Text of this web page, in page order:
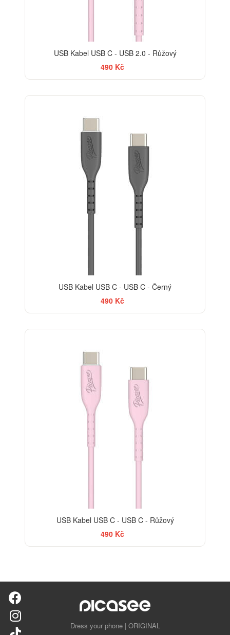
USB Kabel USB C - USB 2.0 - Růžový
490 Kč
USB Kabel USB C - USB C - Černý
490 Kč
USB Kabel USB C - USB C - Růžový
490 Kč
Dress your phone | ORIGINAL